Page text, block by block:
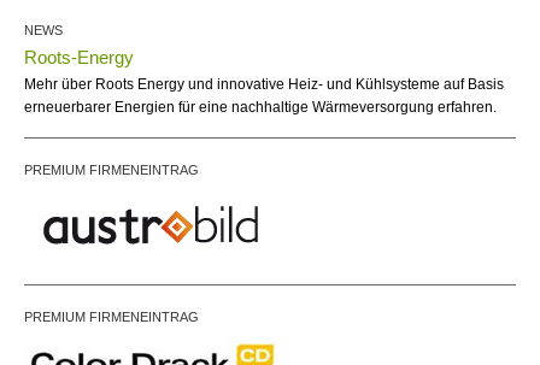
NEWS
Roots-Energy
Mehr über Roots Energy und innovative Heiz- und Kühlsysteme auf Basis
erneuerbarer Energien für eine nachhaltige Wärmeversorgung erfahren.
PREMIUM FIRMENEINTRAG
PREMIUM FIRMENEINTRAG